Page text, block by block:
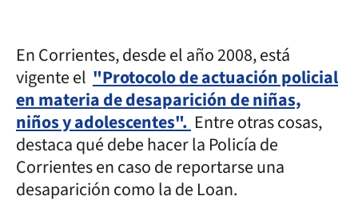
En Corrientes, desde el año 2008, está
vigente el "Protocolo de actuación policial
en materia de desaparición de niñas,
niños y adolescentes". Entre otras cosas,
destaca qué debe hacer la Policía de
Corrientes en caso de reportarse una
desaparición como la de Loan.